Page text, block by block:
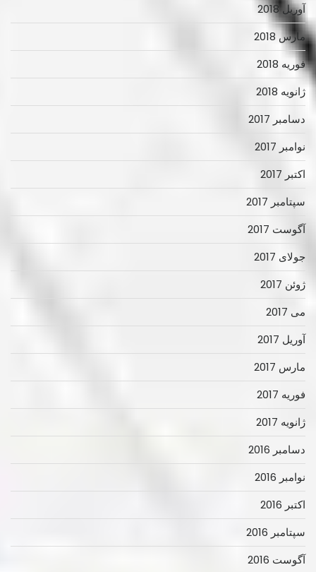
آوریل 2018
مارس 2018
فوریه 2018
ژانویه 2018
دسامبر 2017
نوامبر 2017
اکتبر 2017
سپتامبر 2017
آگوست 2017
جولای 2017
ژوئن 2017
می 2017
آوریل 2017
مارس 2017
فوریه 2017
ژانویه 2017
دسامبر 2016
نوامبر 2016
اکتبر 2016
سپتامبر 2016
آگوست 2016